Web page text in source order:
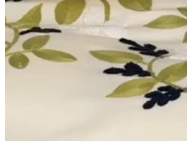
2025-04-23
选 择
颜色
尺码
实力商家
八天包退
原图认证
商品参数